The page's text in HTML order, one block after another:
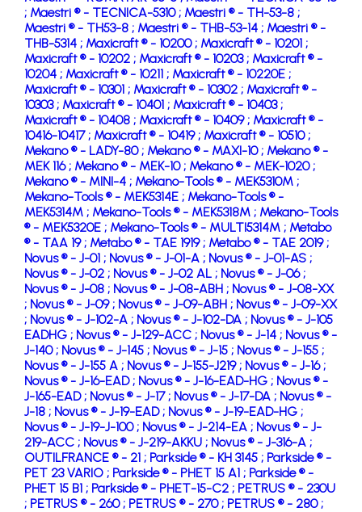
; Maestri ® - TECNICA-5310 ; Maestri ® - TH-53-8 ;
Maestri ® - TH53-8 ; Maestri ® - THB-53-14 ; Maestri ® -
THB-5314 ; Maxicraft ® - 10200 ; Maxicraft ® - 10201 ;
Maxicraft ® - 10202 ; Maxicraft ® - 10203 ; Maxicraft ® -
10204 ; Maxicraft ® - 10211 ; Maxicraft ® - 10220E ;
Maxicraft ® - 10301 ; Maxicraft ® - 10302 ; Maxicraft ® -
10303 ; Maxicraft ® - 10401 ; Maxicraft ® - 10403 ;
Maxicraft ® - 10408 ; Maxicraft ® - 10409 ; Maxicraft ® -
10416-10417 ; Maxicraft ® - 10419 ; Maxicraft ® - 10510 ;
Mekano ® - LADY-80 ; Mekano ® - MAXI-10 ; Mekano ® -
MEK 116 ; Mekano ® - MEK-10 ; Mekano ® - MEK-1020 ;
Mekano ® - MINI-4 ; Mekano-Tools ® - MEK5310M ;
Mekano-Tools ® - MEK5314E ; Mekano-Tools ® -
MEK5314M ; Mekano-Tools ® - MEK5318M ; Mekano-Tools
® - MEK5320E ; Mekano-Tools ® - MULTI5314M ; Metabo
® - TAA 19 ; Metabo ® - TAE 1919 ; Metabo ® - TAE 2019 ;
Novus ® - J-01 ; Novus ® - J-01-A ; Novus ® - J-01-AS ;
Novus ® - J-02 ; Novus ® - J-02 AL ; Novus ® - J-06 ;
Novus ® - J-08 ; Novus ® - J-08-ABH ; Novus ® - J-08-XX
; Novus ® - J-09 ; Novus ® - J-09-ABH ; Novus ® - J-09-XX
; Novus ® - J-102-A ; Novus ® - J-102-DA ; Novus ® - J-105
EADHG ; Novus ® - J-129-ACC ; Novus ® - J-14 ; Novus ® -
J-140 ; Novus ® - J-145 ; Novus ® - J-15 ; Novus ® - J-155 ;
Novus ® - J-155 A ; Novus ® - J-155-J219 ; Novus ® - J-16 ;
Novus ® - J-16-EAD ; Novus ® - J-16-EAD-HG ; Novus ® -
J-165-EAD ; Novus ® - J-17 ; Novus ® - J-17-DA ; Novus ® -
J-18 ; Novus ® - J-19-EAD ; Novus ® - J-19-EAD-HG ;
Novus ® - J-19-J-100 ; Novus ® - J-214-EA ; Novus ® - J-
219-ACC ; Novus ® - J-219-AKKU ; Novus ® - J-316-A ;
OUTILFRANCE ® - 21 ; Parkside ® - KH 3145 ; Parkside ® -
PET 23 VARIO ; Parkside ® - PHET 15 A1 ; Parkside ® -
PHET 15 B1 ; Parkside ® - PHET-15-C2 ; PETRUS ® - 230U
; PETRUS ® - 260 ; PETRUS ® - 270 ; PETRUS ® - 280 ;